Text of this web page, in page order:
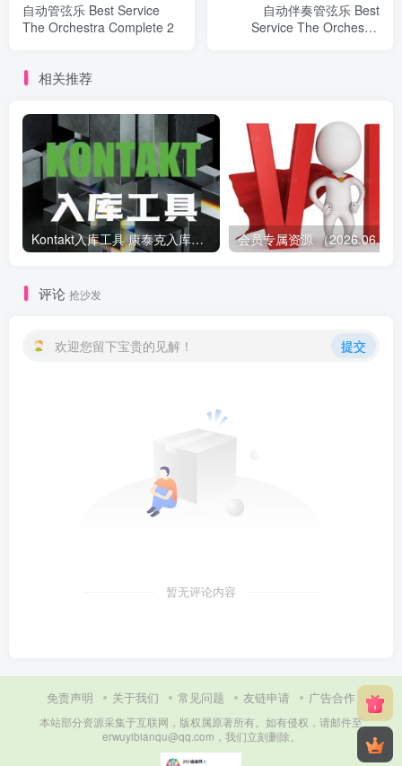
自动管弦乐 Best Service
The Orchestra Complete 2
自动伴奏管弦乐 Best
Service The Orchestra
相关推荐
Kontakt入库工具 康泰克入库教程
评论 抢沙发
欢迎您留下宝贵的见解！ 提交
暂无评论内容
免责声明 关于我们 常见问题 友链申请 广告合作
本站部分资源采集于互联网，版权属原著所有。如有侵权，请邮件至
erwuyibianqu@qq.com，我们立刻删除。